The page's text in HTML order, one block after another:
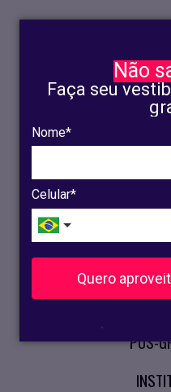
Não
Faça seu
Nome*
Celular*
Quero
.
CURSOS
PÓS-